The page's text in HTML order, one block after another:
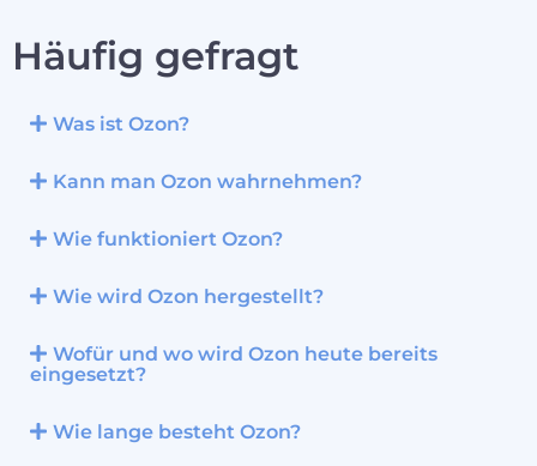
Häufig gefragt
Was ist Ozon?
Kann man Ozon wahrnehmen?
Wie funktioniert Ozon?
Wie wird Ozon hergestellt?
Wofür und wo wird Ozon heute bereits
eingesetzt?
Wie lange besteht Ozon?